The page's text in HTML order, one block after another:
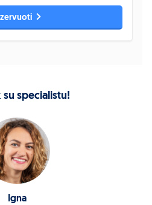
su specialistu!
Igna